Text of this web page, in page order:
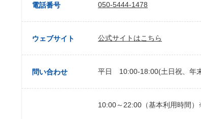
電話番号 050-5444-1478
ウェブサイト 公式サイトはこちら
問い合わせ 平日 10:00-18:00(土日祝、年
10:00～22:00（基本利用時間